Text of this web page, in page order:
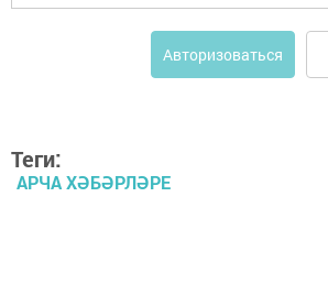
Авторизоваться
Теги:
АРЧА ХӘБӘРЛӘРЕ